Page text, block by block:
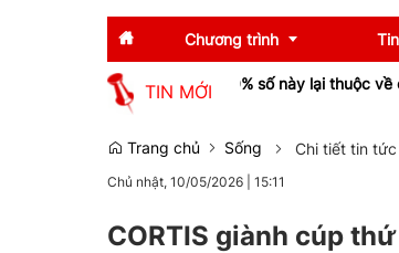
Chương trình
Diễn giả
Thông tin báo chí
Sự kiện
Tin tức
TIN MỚI
bằng lần nhưng hơn 90% số này lại thuộc về cổ
Trang chủ Sống Chi tiết tin tức
Chủ nhật, 10/05/2026 15:11
CORTIS giành cúp